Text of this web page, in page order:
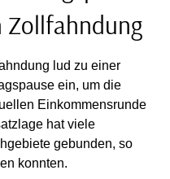
Zollfahndung
lud zu einer
ein, um die
Einkommensrunde
hat viele
gebunden, so
konnten.